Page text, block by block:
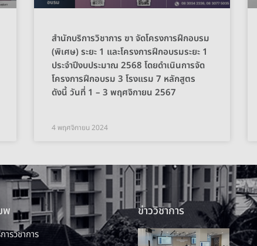
สำนักบริการวิชาการ ฃา จัดโครงการฝึกอบรม
(พิเศษ) ระยะ 1 และโครงการฝึกอบรมระยะ 1
ประจำปีงบประมาณ 2568 โดยดำเนินการจัด
โครงการฝึกอบรม 3 โรงแรม 7 หลักสูตร
ดังนี้ วันที่ 1 – 3 พฤศจิกายน 2567
4 พฤศจิกายน 2024
พ
ารวิชาการ
ข่าววิชาการ